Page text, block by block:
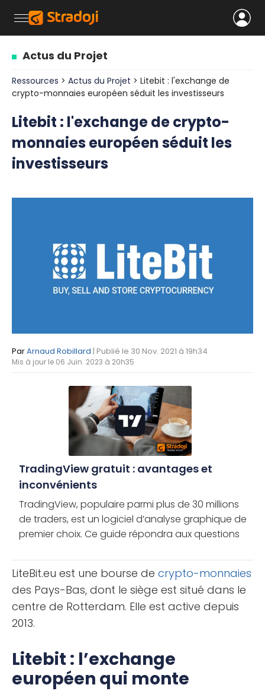
Actus du Projet
Ressources > Actus du Projet > Litebit : l'exchange de
crypto-monnaies européen séduit les investisseurs
Litebit : l'exchange de crypto-
monnaies européen séduit les
investisseurs
ParArnaud Robillard | Publié le 30 Nov. 2021 à 19h34
Mis à jour le 06 Juin. 2023 à 20h35
TradingView gratuit : avantages et
inconvénients
TradingView, populaire parmi plus de 30 millions
de traders, est un logiciel d’analyse graphique de
premier choix. Ce guide répondra aux questions
LiteBit.eu est une bourse de crypto-monnaies
des Pays-Bas, dont le siège est situé dans le
centre de Rotterdam. Elle est active depuis
2013.
Litebit : l’exchange
européen qui monte